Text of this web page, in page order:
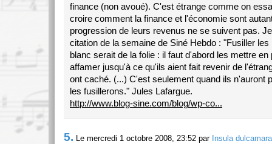
finance (non avoué). C'est étrange comme on
croire comment la finance et l'économie sont
progression de leurs revenus ne se suivent pas.
citation de la semaine de Siné Hebdo : "Fusiller
blanc serait de la folie : il faut d'abord les mettre en
affamer jusqu'à ce qu'ils aient fait revenir de
ont caché. (...) C'est seulement quand ils n'auront
les fusillerons." Jules Lafargue.
http://www.blog-sine.com/blog/wp-co...
5. Le mercredi 1 octobre 2008, 23:52 par Insula dulcamara